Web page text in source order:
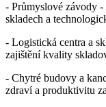
- Průmyslové závody
skladech a
- Logistická centra a
zajištění kvality
- Chytré budovy a
zdraví a produktivitu